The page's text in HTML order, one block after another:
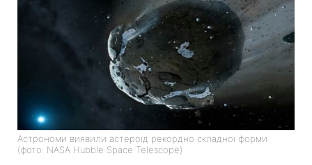
Астрономи виявили астероїд рекордно складної форми
(фото: NASA Hubble Space Telescope)